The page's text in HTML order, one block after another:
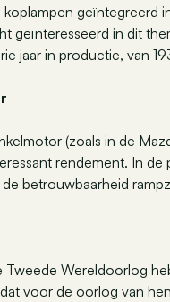
geïntegreerd
geïnteresseerd in dit
jaar in productie, van
(zoals in de
rendement. In
betrouwbaarheid
Tweede Wereldoorlog
voor de oorlog van